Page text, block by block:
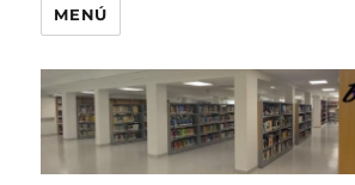
MENÚ